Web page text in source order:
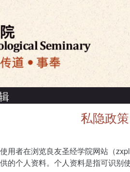
私隐政策
用者在浏览良友圣经学院网站（
的个人资料。个人资料是指可识别